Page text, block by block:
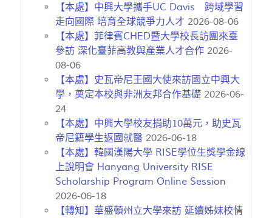
【本處】中興大學攜手UC Davis 跨域學習
走向國際 培育全球競爭力人才 2026-08-06
【本處】菲律賓CHED暨大學校長訪團來臺
參訪 深化臺菲高教與產業人才合作 2026-
08-06
【本處】史瓦帝尼王國大使來訪國立中興大
學，奠定本校與非洲友邦合作基礎 2026-06-
24
【本處】中興大學校友捐助10萬元，助史瓦
帝尼籍學生返國就醫 2026-06-18
【本處】韓國漢陽大學 RISE學位生獎學金線
上說明會 Hanyang University RISE
Scholarship Program Online Session
2026-06-18
【轉知】華盛頓州立大學來訪 延續姊妹校情